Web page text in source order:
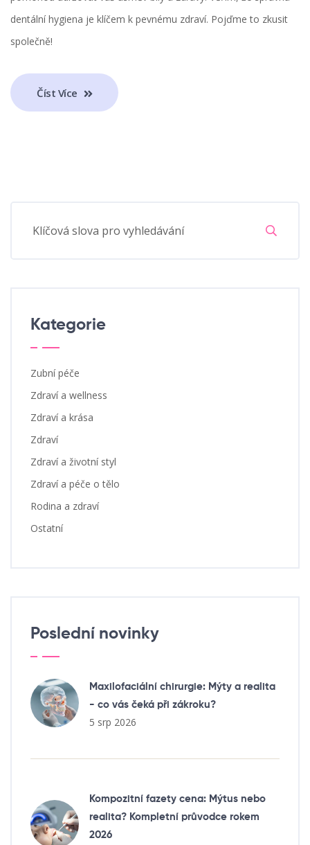
dentální hygiena je klíčem k pevnému zdraví. Pojďme to zkusit
společně!
Číst Více
Kategorie
Zubní péče
Zdraví a wellness
Zdraví a krása
Zdraví
Zdraví a životní styl
Zdraví a péče o tělo
Rodina a zdraví
Ostatní
Poslední novinky
Maxilofaciální chirurgie: Mýty a realita
- co vás čeká při zákroku?
5 srp 2026
Kompozitní fazety cena: Mýtus nebo
realita? Kompletní průvodce rokem
2026